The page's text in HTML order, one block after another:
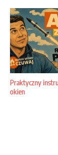
Praktyczny
okien